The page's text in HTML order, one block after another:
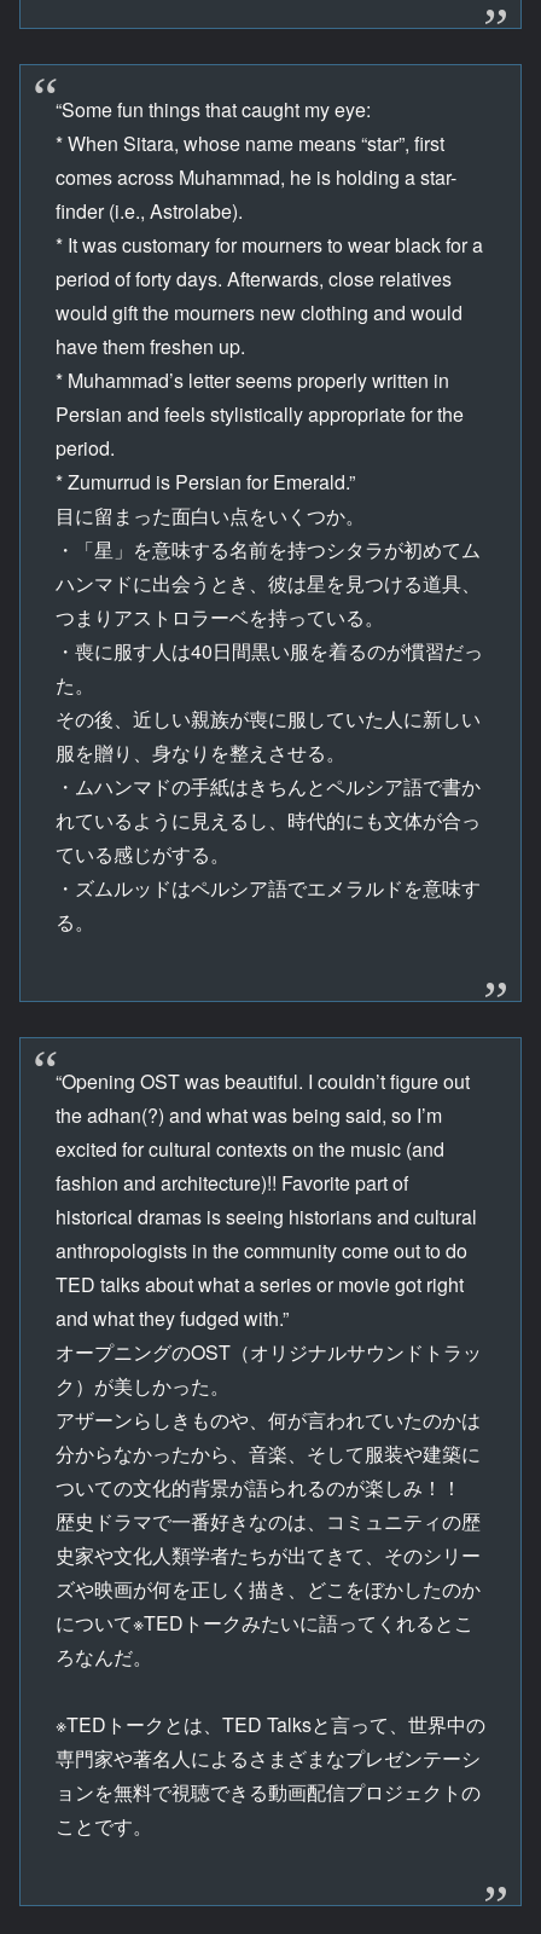
“Some fun things that caught my eye:
* When Sitara, whose name means “star”, first
comes across Muhammad, he is holding a star-
finder (i.e., Astrolabe).
* It was customary for mourners to wear black for a
period of forty days. Afterwards, close relatives
would gift the mourners new clothing and would
have them freshen up.
* Muhammad’s letter seems properly written in
Persian and feels stylistically appropriate for the
period.
* Zumurrud is Persian for Emerald.”
目に留まった面白い点をいくつか。
・「星」を意味する名前を持つシタラが初めてム
ハンマドに出会うとき、彼は星を見つける道具、
つまりアストロラーベを持っている。
・喪に服す人は40日間黒い服を着るのが慣習だっ
た。
その後、近しい親族が喪に服していた人に新しい
服を贈り、身なりを整えさせる。
・ムハンマドの手紙はきちんとペルシア語で書か
れているように見えるし、時代的にも文体が合っ
ている感じがする。
・ズムルッドはペルシア語でエメラルドを意味す
る。
“Opening OST was beautiful. I couldn’t figure out
the adhan(?) and what was being said, so I’m
excited for cultural contexts on the music (and
fashion and architecture)!! Favorite part of
historical dramas is seeing historians and cultural
anthropologists in the community come out to do
TED talks about what a series or movie got right
and what they fudged with.”
オープニングのOST（オリジナルサウンドトラッ
ク）が美しかった。
アザーンらしきものや、何が言われていたのかは
分からなかったから、音楽、そして服装や建築に
ついての文化的背景が語られるのが楽しみ！！
歴史ドラマで一番好きなのは、コミュニティの歴
史家や文化人類学者たちが出てきて、そのシリー
ズや映画が何を正しく描き、どこをぼかしたのか
について※TEDトークみたいに語ってくれるとこ
ろなんだ。
※TEDトークとは、TED Talksと言って、世界中の
専門家や著名人によるさまざまなプレゼンテーシ
ョンを無料で視聴できる動画配信プロジェクトの
ことです。